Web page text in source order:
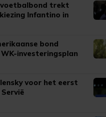
voetbalbond trekt
Infantino in
bond
investeringsplan
voor het eerst